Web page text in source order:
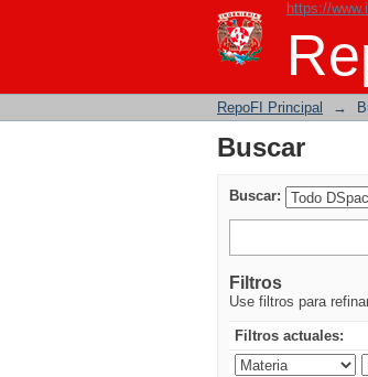
https://
Buscar
RepoFI Principal →
Buscar
Buscar:
Filtros
Use filtros para
Filtros actuales: